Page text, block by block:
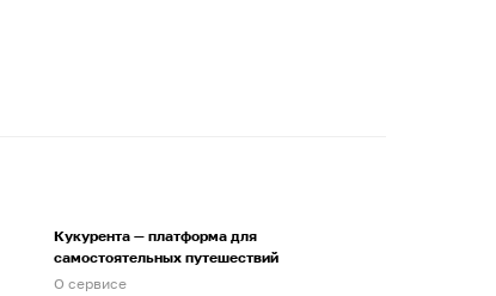
Кукурента — платформа для
самостоятельных путешествий
О сервисе